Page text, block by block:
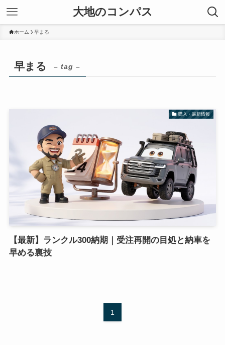
大地のコンパス
ホーム 早まる
早まる – tag –
購入・最新情報
【最新】ランクル300納期｜受注再開の目処と納車を
早める裏技
1